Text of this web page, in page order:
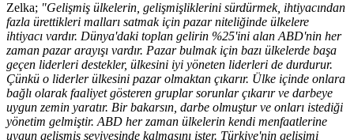
Zelka; "Gelişmiş ülkelerin, gelişmişliklerini sürdürmek, ihtiyacından
fazla ürettikleri malları satmak için pazar niteliğinde ülkelere
ihtiyacı vardır. Dünya'daki toplan gelirin %25'ini alan ABD'nin her
zaman pazar arayışı vardır. Pazar bulmak için bazı ülkelerde başa
geçen liderleri destekler, ülkesini iyi yöneten liderleri de durdurur.
Çünkü o liderler ülkesini pazar olmaktan çıkarır. Ülke içinde onlara
bağlı olarak faaliyet gösteren gruplar sorunlar çıkarır ve darbeye
uygun zemin yaratır. Bir bakarsın, darbe olmuştur ve onları istediği
yönetim gelmiştir. ABD her zaman ülkelerin kendi menfaatlerine
uygun gelişmiş seviyesinde kalmasını ister. Türkiye'nin gelişimi